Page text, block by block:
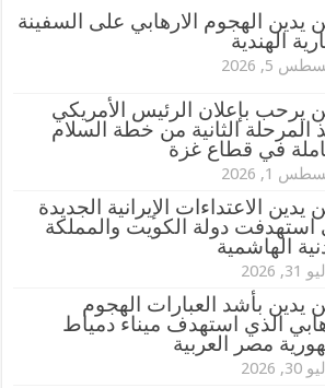
يدين الهجوم الارهابي على السفينة
الهندية
5, 2026
يرحب بإعلان الرئيس الأمريكي
المرحلة الثانية من خطة السلام
في قطاع غزة
1, 2026
يدين الاعتداءات الإيرانية الجديدة
استهدفت دولة الكويت والمملكة
الهاشمية
2026
يدين بأشد العبارات الهجوم
الذي استهدف ميناء دمياط
مصر العربية
2026